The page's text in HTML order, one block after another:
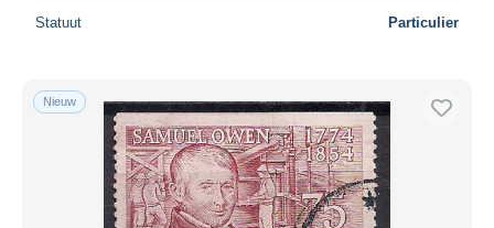
Statuut Particulier
Nieuw